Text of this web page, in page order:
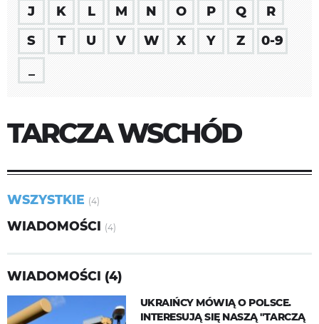
J
K L M N O P Q
R
S
T U V W X Y Z
0-9
TARCZA WSCHÓD
WSZYSTKIE (4)
WIADOMOŚCI (4)
WIADOMOŚCI (4)
UKRAIŃCY MÓWIĄ O POLSCE.
INTERESUJĄ SIĘ NASZĄ "TARCZĄ